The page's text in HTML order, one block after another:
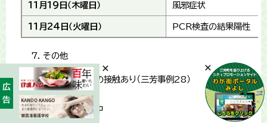
11月19日（木曜日） 風邪症状
11月24日（火曜日） PCR検査の結果陽性
その他
感染源：陽性者との接触あり（三芳事例28）
同居家族：なし
濃厚接触者：調査中
広告